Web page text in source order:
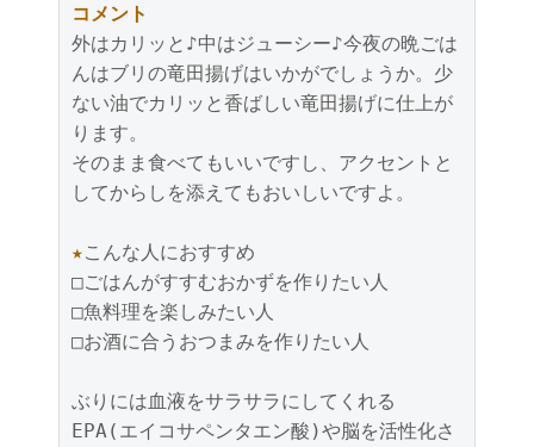
コメント
外はカリッと♪中はジューシー♪今夜の晩ごは
んはブリの竜田揚げはいかがでしょうか。少
ない油でカリッと香ばしい竜田揚げに仕上が
ります。
そのまま食べてもいいですし、アクセントと
してからしを添えてもおいしいですよ。
★こんな人におすすめ
□ごはんがすすむおかずを作りたい人
□魚料理を楽しみたい人
□お酒に合うおつまみを作りたい人
ぶりには血液をサラサラにしてくれる
EPA(エイコサペンタエン酸)や脳を活性化さ